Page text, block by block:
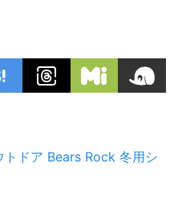
トドア Bears Rock 冬用シ